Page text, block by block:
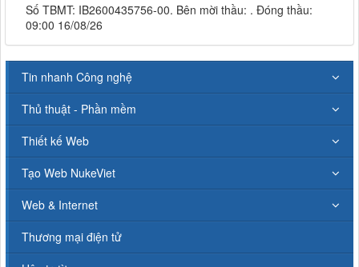
Số TBMT: IB2600435756-00. Bên mời thầu: . Đóng thầu:
09:00 16/08/26
Tin nhanh Công nghệ
Thủ thuật - Phần mềm
Thiết kế Web
Tạo Web NukeViet
Web & Internet
Thương mại điện tử